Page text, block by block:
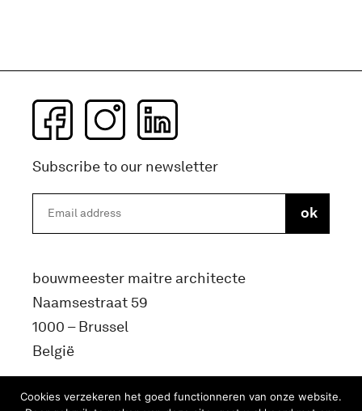
Subscribe to our newsletter
bouwmeester maitre architecte
Naamsestraat 59
1000 – Brussel
België
info@bma.brussels
Cookies verzekeren het goed functionneren van onze website.